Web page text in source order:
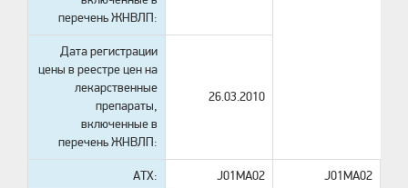
перечень ЖНВЛП:
Дата регистрации
цены в реестре цен на
лекарственные
препараты,
включенные в
перечень ЖНВЛП:
26.03.2010
АТХ: J01MA02 J01MA02